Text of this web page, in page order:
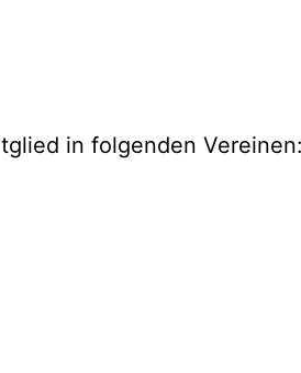
in folgenden Vereinen: